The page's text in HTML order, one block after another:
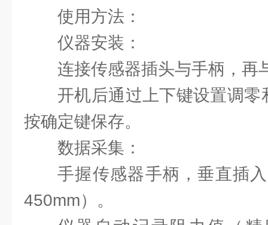
使用方法：
‌仪器安装‌：
连接传感器插头与手柄，再
开机后通过上下键设置调
按确定键保存。
‌数据采集‌：
手握传感器手柄，垂直插
450mm）。